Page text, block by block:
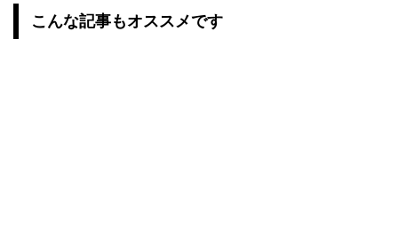
こんな記事もオススメです